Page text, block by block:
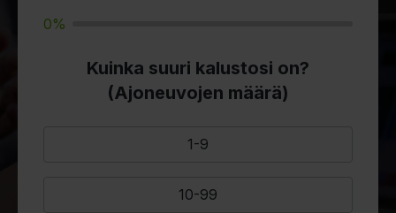
0%
Kuinka suuri kalustosi on?
(Ajoneuvojen määrä)
1-9
10-99